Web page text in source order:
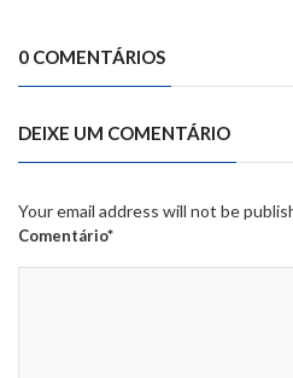
0 COMENTÁRIOS
DEIXE UM COMENTÁRIO
Your email address will not be
Comentário*